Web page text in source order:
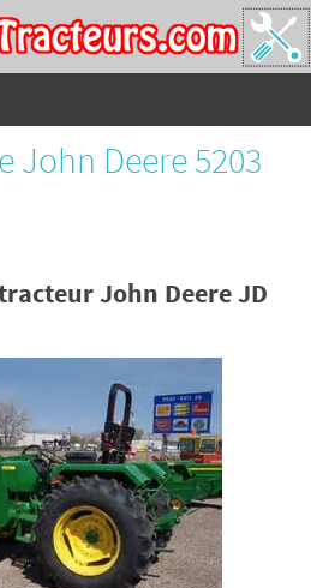
John Deere 5203
John Deere JD